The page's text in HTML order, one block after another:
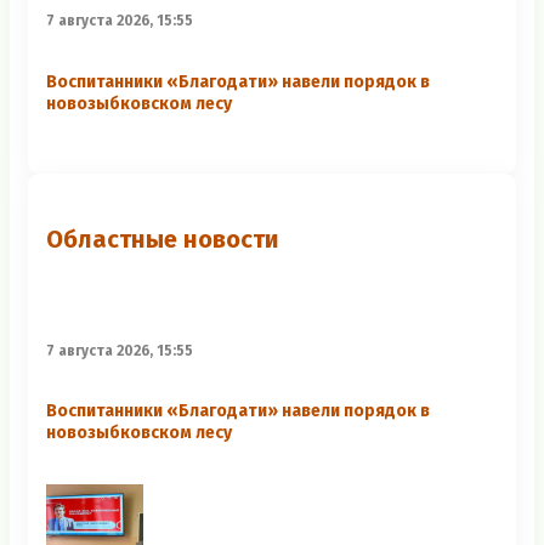
7 августа 2026, 15:55
Воспитанники «Благодати» навели порядок в
новозыбковском лесу
Областные новости
7 августа 2026, 15:55
Воспитанники «Благодати» навели порядок в
новозыбковском лесу